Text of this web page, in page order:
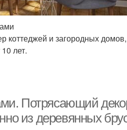
коттеджей и загородных
лет.
Потрясающий
из деревянных